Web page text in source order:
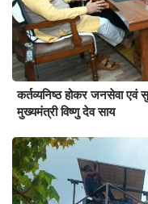
कर्तव्यनिष्ठ होकर जनसेवा एवं
मुख्यमंत्री विष्णु देव साय